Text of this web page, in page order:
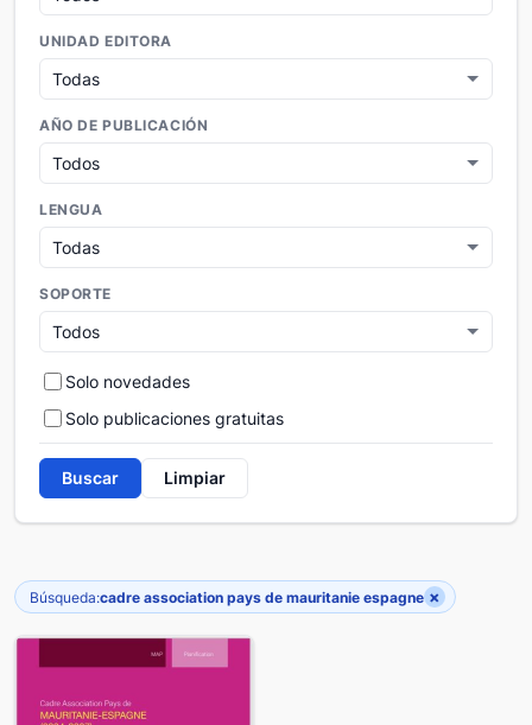
UNIDAD EDITORA
AÑO DE PUBLICACIÓN
LENGUA
SOPORTE
Solo novedades
Solo publicaciones gratuitas
Buscar Limpiar
Búsqueda:cadre association pays de mauritanie espagne ×